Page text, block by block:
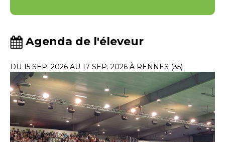
Agenda de l'éleveur
DU 15 SEP. 2026 AU 17 SEP. 2026 À RENNES (35)